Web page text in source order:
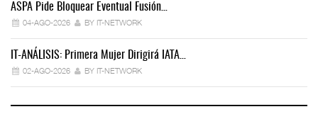
ASPA Pide Bloquear Eventual Fusión…
04-AGO-2026 BY IT-NETWORK
IT-ANÁLISIS: Primera Mujer Dirigirá IATA…
02-AGO-2026 BY IT-NETWORK